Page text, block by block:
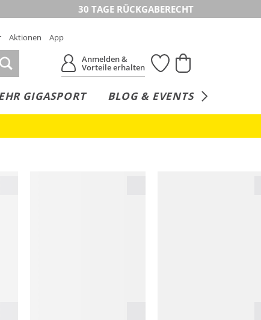
30 TAGE RÜCKGABERECHT
Aktionen
App
Anmelden &
Vorteile erhalten
GIGASPORT BLOG & EVENTS